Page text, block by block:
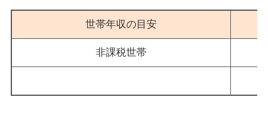
世帯年収の目安
非課税世帯